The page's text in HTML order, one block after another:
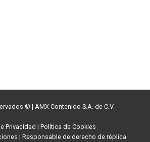
© | AMX Contenido S.A. de C.V.
Privacidad | Política de Cookies
| Responsable de derecho de réplica